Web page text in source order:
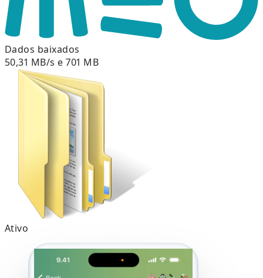
Dados baixados
50,31 MB/s e 701 MB
Ativo